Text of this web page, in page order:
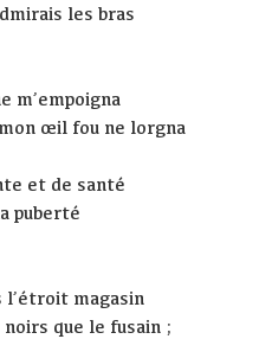
les bras
m’empoigna
œil fou ne lorgna
et de santé
puberté
magasin
noirs que le fusain ;